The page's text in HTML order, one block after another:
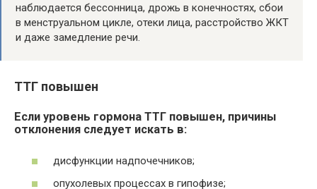
наблюдается бессонница, дрожь в конечностях, сбои
в менструальном цикле, отеки лица, расстройство ЖКТ
и даже замедление речи.
ТТГ повышен
Если уровень гормона ТТГ повышен, причины
отклонения следует искать в:
дисфункции надпочечников;
опухолевых процессах в гипофизе;